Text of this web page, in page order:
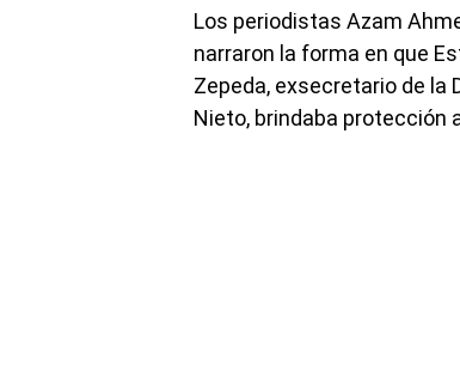
Los periodistas Azam
narraron la forma en que
Zepeda, exsecretario de la
Nieto, brindaba protección